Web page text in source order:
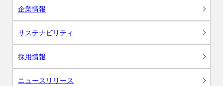
企業情報
サステナビリティ
採用情報
ニュースリリース